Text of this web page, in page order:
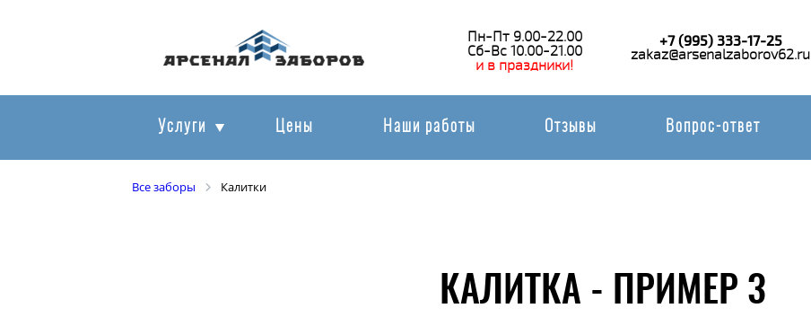
Пн-Пт 9.00-22.00
Сб-Вс 10.00-21.00
и в праздники!
+7 (995) 333-17-25
zakaz@arsenalzaborov62.ru
Услуги Цены Наши работы Отзывы Вопрос-ответ
Все заборы Калитки
КАЛИТКА - ПРИМЕР 3